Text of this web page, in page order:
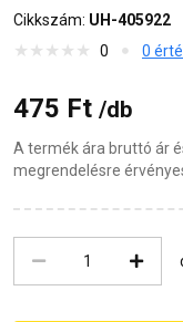
Cikkszám: UH-405922
0
0
475 Ft /db
A termék ára bruttó ár
megrendelésre